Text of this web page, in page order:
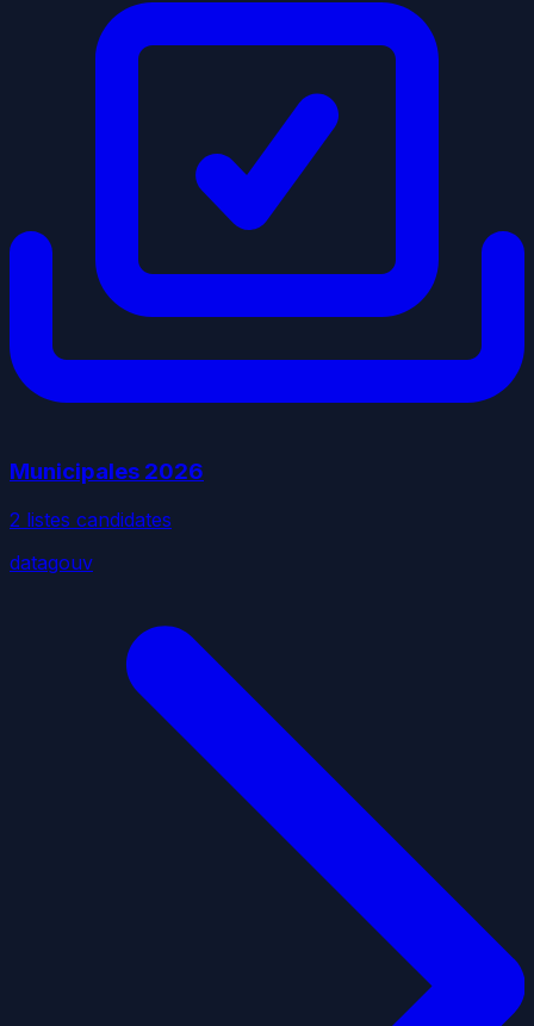
Municipales 2026
2 listes candidates
datagouv